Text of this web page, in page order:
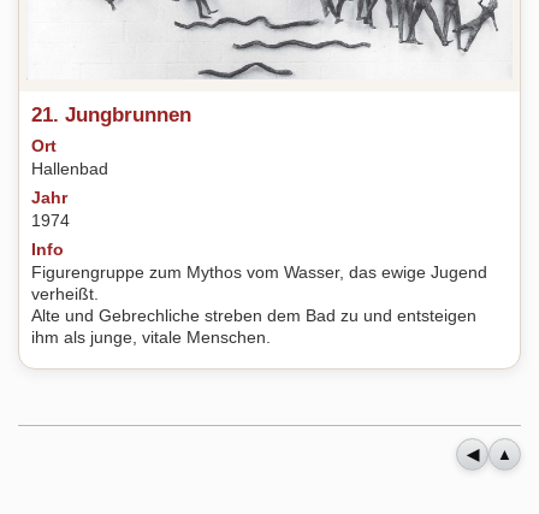
21. Jungbrunnen
Ort
Hallenbad
Jahr
1974
Info
Figurengruppe zum Mythos vom Wasser, das ewige Jugend
verheißt.
Alte und Gebrechliche streben dem Bad zu und entsteigen
ihm als junge, vitale Menschen.
◀ ▲